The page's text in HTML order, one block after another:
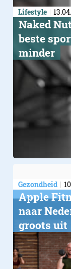
Go
Lifestyle
Naked
beste
minder
Gezondheid
Apple
naar
groots uit